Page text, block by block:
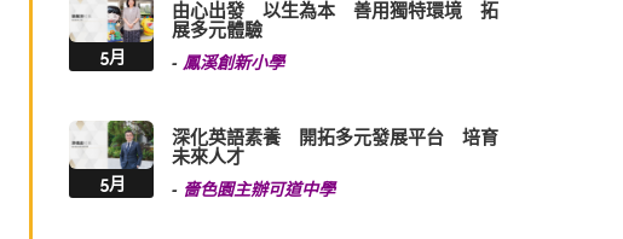
5月
由心出發 以生為本 善用獨特環境 拓
展多元體驗
-鳳溪創新小學
5月
深化英語素養 開拓多元發展平台 培育
未來人才
- 嗇色園主辦可道中學